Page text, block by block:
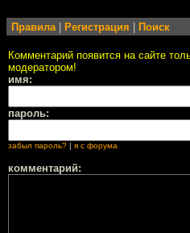
Правила| Регистрация Поиск
Комментарий появится на сайте
модератором!
имя:
пароль:
забыл пароль? я с форума
комментарий: